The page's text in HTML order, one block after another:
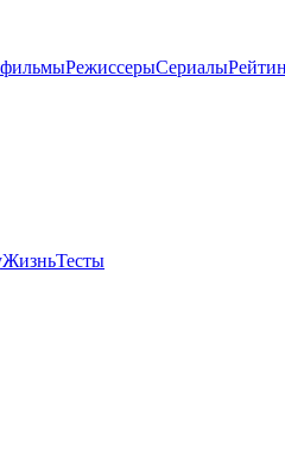
РежиссерыСериалы
ЖизньТесты